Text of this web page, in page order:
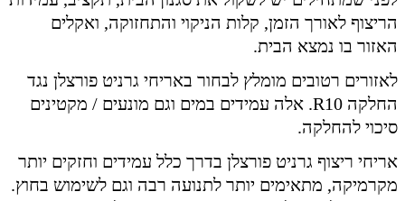
הריצוף לאורך הזמן, קלות הניקוי והתחזוקה, ואקלים
האזור בו נמצא הבית.
לאזורים רטובים מומלץ לבחור באריחי גרניט פורצלן נגד
החלקה R10. אלה עמידים במים וגם מונעים / מקטינים
סיכוי להחלקה.
אריחי ריצוף גרניט פורצלן בדרך כלל עמידים וחזקים יותר
מקרמיקה, מתאימים יותר לתנועה רבה וגם לשימוש בחוץ.